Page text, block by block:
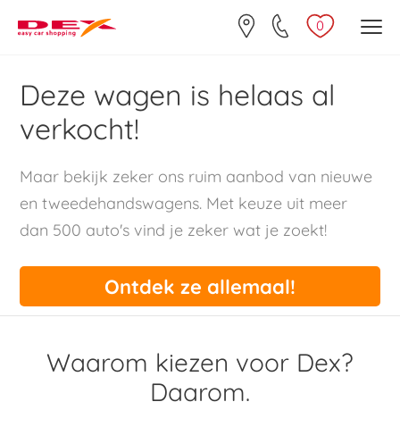
0
Deze wagen is helaas al
verkocht!
Maar bekijk zeker ons ruim aanbod van nieuwe
en tweedehandswagens. Met keuze uit meer
dan 500 auto's vind je zeker wat je zoekt!
Ontdek ze allemaal!
Waarom kiezen voor Dex?
Daarom.